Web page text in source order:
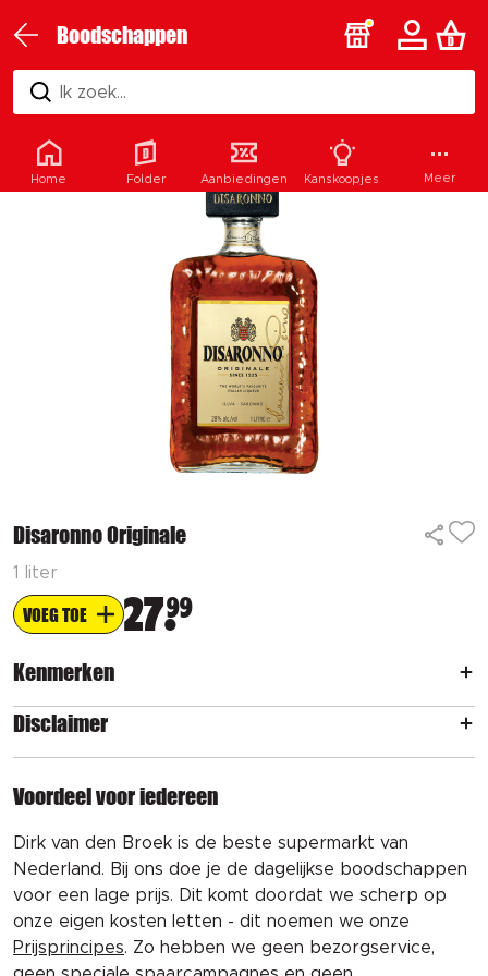
Boodschappen
Ik zoek...
Disaronno Originale
1 liter
VOEG TOE 2799
Kenmerken
Disclaimer
Voordeel voor iedereen
Dirk van den Broek is de beste supermarkt van
Nederland. Bij ons doe je de dagelijkse boodschappen
voor een lage prijs. Dit komt doordat we scherp op
onze eigen kosten letten - dit noemen we onze
Prijsprincipes. Zo hebben we geen bezorgservice,
Home Folder Aanbiedingen Kanskoopjes Meer